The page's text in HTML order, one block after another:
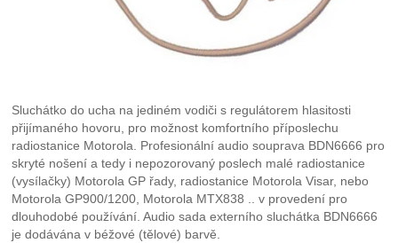
Sluchátko do ucha na jediném vodiči s regulátorem hlasitosti
přijímaného hovoru, pro možnost komfortního příposlechu
radiostanice Motorola. Profesionální audio souprava BDN6666 pro
skryté nošení a tedy i nepozorovaný poslech malé radiostanice
(vysílačky) Motorola GP řady, radiostanice Motorola Visar, nebo
Motorola GP900/1200, Motorola MTX838 .. v provedení pro
dlouhodobé používání. Audio sada externího sluchátka BDN6666
je dodávána v béžové (tělové) barvě.